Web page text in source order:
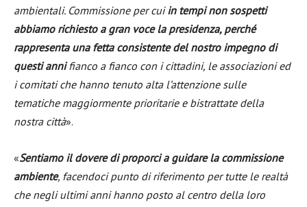
ambientali. Commissione per cuiin tempi non sospetti
abbiamo richiesto a gran voce la presidenza, perché
rappresenta una fetta consistente del nostro impegno di
questi annifianco a fianco con i cittadini, le associazioni ed
i comitati che hanno tenuto alta l’attenzione sulle
tematiche maggiormente prioritarie e bistrattate della
nostra città».
«Sentiamo il dovere di proporci a guidare la commissione
ambiente, facendoci punto di riferimento per tutte le realtà
che negli ultimi anni hanno posto al centro della loro